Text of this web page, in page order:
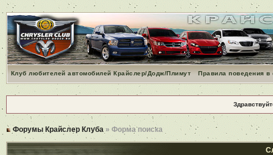
Клуб любителей автомобилей Крайслер/Додж/Плимут Правила поведения
Форумы Крайслер Клуба » Форма поиска